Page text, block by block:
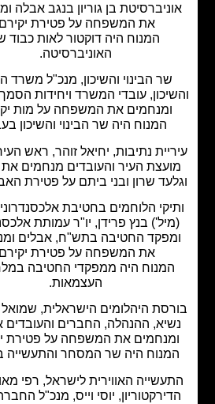
בן גוריון בנגב אבלה ומנחמת
את המשפחה על פטירת יקירם.
המנוח היה דוקטור לאות כבוד של
האוניברסיטה.
שר הבינוי והשיכון, מנכ"ל משרד הבינוי
עובדי המשרד ויחידות הסמך אבלים
ומנחמים את המשפחה על מות יקירם.
המנוח היה שר הבינוי והשיכון בעבר.
נתיבות, יחיאל זוהר, ראש העיר, חברי
העיר והעובדים מנחמים את עומרי
שרון ובני ביתם על פטירת האב והסב.
הלוחמים בחטיבת אלכסנדרוני, אל"מ
בנץ פרידן, יו"ר עמותת אלכסנדרוני
החטיבה בתש"ח, אבלים ומנחמים
את המשפחה על פטירת יקירם.
היה ממפקדי החטיבה במלחמת
העצמאות.
היהלומים הישראלית, שמואל שניצר,
ההנהלה, החברים והעובדים אבלים
את המשפחה על פטירת יקירם.
היה שר המסחר והתעשייה בעבר.
האווירית לישראל, רפי מאור, יו"ר
יוסי וייס, מנכ"ל החברה, ח"כ